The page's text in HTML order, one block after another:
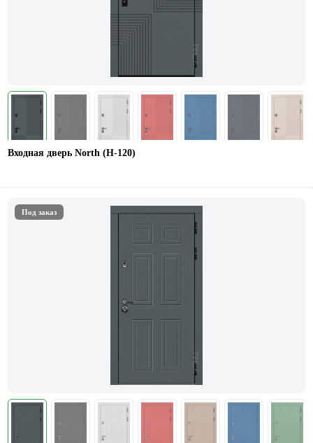
Входная дверь North (Н-120)
Под заказ